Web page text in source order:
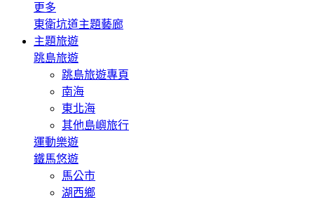
更多
東衛坑道主題藝廊
主題旅遊
跳島旅遊
跳島旅遊專頁
南海
東北海
其他島嶼旅行
運動樂遊
鐵馬悠遊
馬公市
湖西鄉